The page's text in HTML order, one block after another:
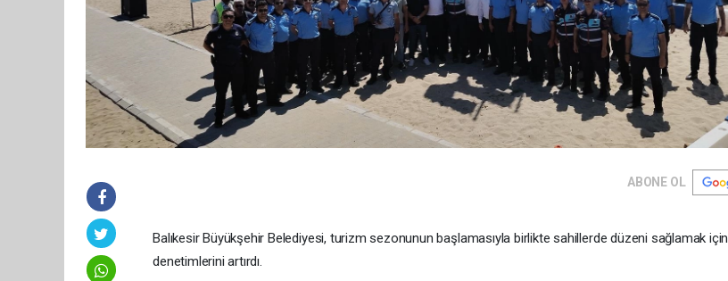
ABONE OL
Balıkesir Büyükşehir Belediyesi, turizm sezonunun başlamasıyla birlikte sahillerde düzeni sağlamak için
denetimlerini artırdı.